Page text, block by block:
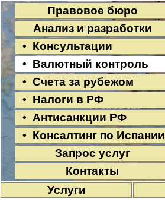
Правовое бюро
Анализ и разработки
• Консультации
• Валютный контроль
• Счета за рубежом
• Налоги в РФ
• Антисанкции РФ
• Консалтинг по Испании
Запрос услуг
Контакты
Услуги